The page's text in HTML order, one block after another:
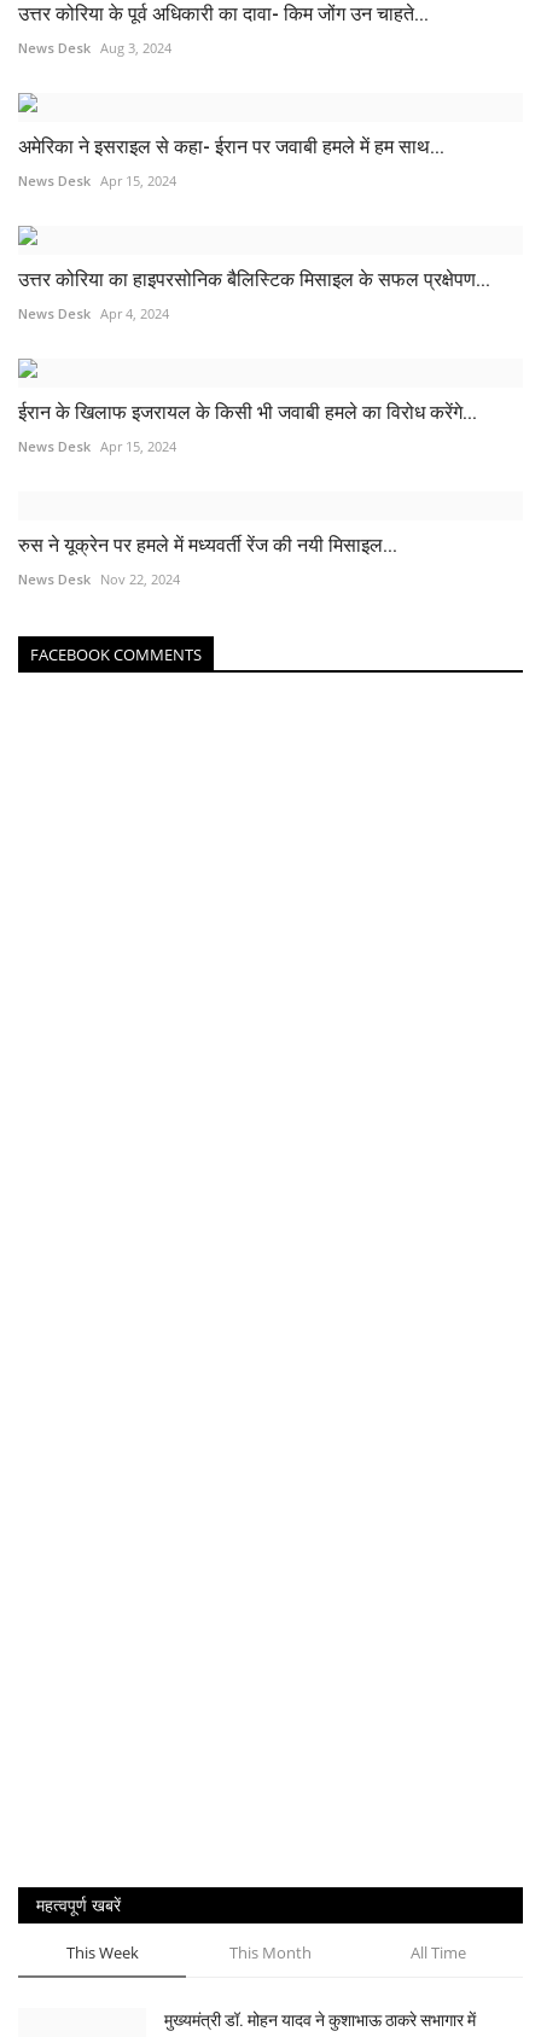
उत्तर कोरिया के पूर्व अधिकारी का दावा- किम जोंग उन चाहते...
News Desk Aug 3, 2024
अमेरिका ने इसराइल से कहा- ईरान पर जवाबी हमले में हम साथ...
News Desk Apr 15, 2024
उत्तर कोरिया का हाइपरसोनिक बैलिस्टिक मिसाइल के सफल प्रक्षेपण...
News Desk Apr 4, 2024
ईरान के खिलाफ इजरायल के किसी भी जवाबी हमले का विरोध करेंगे...
News Desk Apr 15, 2024
रुस ने यूक्रेन पर हमले में मध्यवर्ती रेंज की नयी मिसाइल...
News Desk Nov 22, 2024
FACEBOOK COMMENTS
महत्वपूर्ण खबरें
This Week This Month All Time
मुख्यमंत्री डॉ. मोहन यादव ने कुशाभाऊ ठाकरे सभागार में